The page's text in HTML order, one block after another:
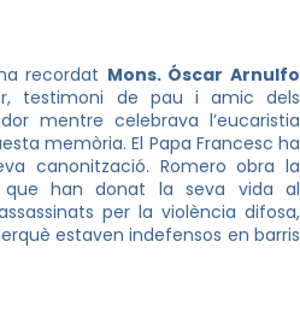
recordat Mons. Óscar Arnulfo
testimoni de pau i amic dels
mentre celebrava l’eucaristia
memòria. El Papa Francesc ha
canonització. Romero obra la
han donat la seva vida al
per la violència difosa,
estaven indefensos en barris